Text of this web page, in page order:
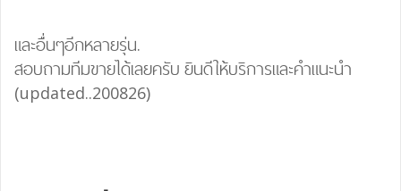
และอื่นๆอีกหลายรุ่น.
สอบถามทีมขายได้เลยครับ ยินดีให้บริการและคำแนะนำ
(updated..200826)